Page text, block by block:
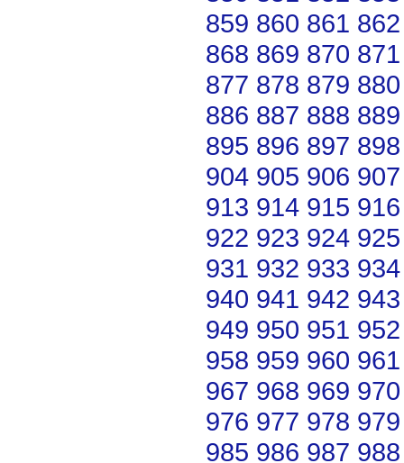
859 860 861 862
868 869 870 871
877 878 879 880
886 887 888 889
895 896 897 898
904 905 906 907
913 914 915 916
922 923 924 925
931 932 933 934
940 941 942 943
949 950 951 952
958 959 960 961
967 968 969 970
976 977 978 979
985 986 987 988